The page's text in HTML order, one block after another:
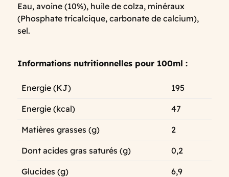
Eau, avoine (10%), huile de colza, minéraux
(Phosphate tricalcique, carbonate de calcium),
sel.
Informations nutritionnelles pour 100ml :
Energie (KJ) 195
Energie (kcal) 47
Matières grasses (g) 2
Dont acides gras saturés (g) 0,2
Glucides (g) 6,9